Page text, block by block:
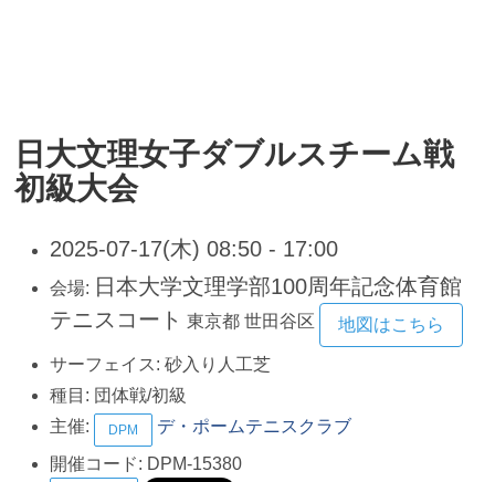
日大文理女子ダブルスチーム戦
初級大会
2025-07-17(木) 08:50 - 17:00
会場: 日本大学文理学部100周年記念体育館
テニスコート 東京都 世田谷区 地図はこちら
サーフェイス: 砂入り人工芝
種目: 団体戦/初級
主催:
DPM
デ・ポームテニスクラブ
開催コード: DPM-15380